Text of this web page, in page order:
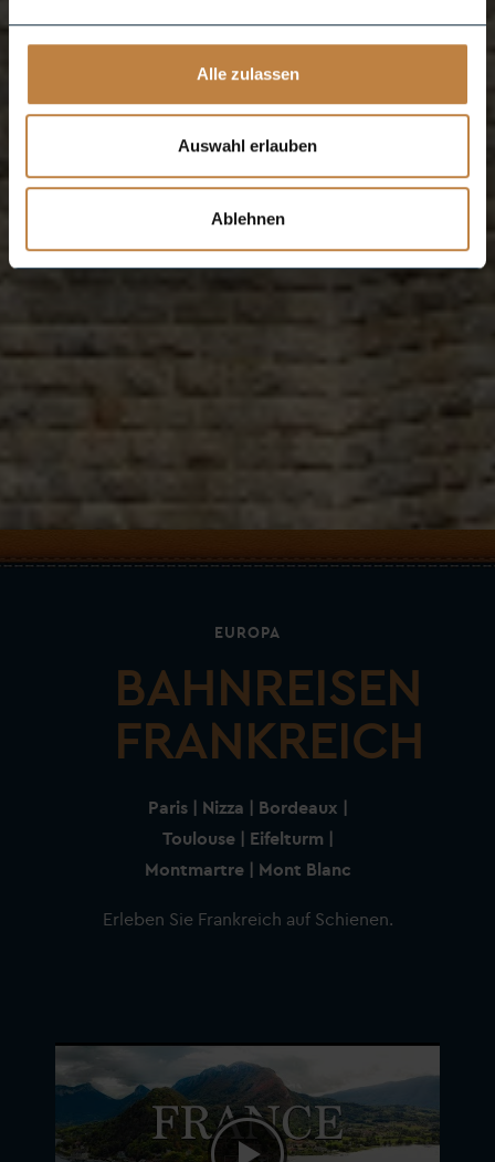
Alle zulassen
Auswahl erlauben
Ablehnen
EUROPA
BAHNREISEN
FRANKREICH
Paris | Nizza | Bordeaux |
Toulouse | Eifelturm |
Montmartre | Mont Blanc
Erleben Sie Frankreich auf Schienen.